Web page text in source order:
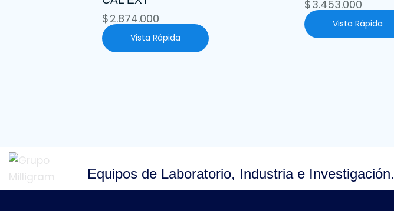
$2.874.000
Vista Rápida
$3.453.000
Vista Rápida
Equipos de Laboratorio, Industria e Investigación.